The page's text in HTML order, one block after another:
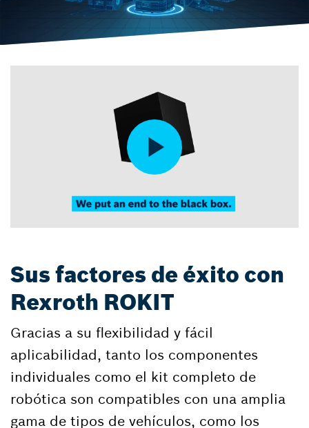
Sus factores de éxito con
Rexroth ROKIT
Gracias a su flexibilidad y fácil
aplicabilidad, tanto los componentes
individuales como el kit completo de
robótica son compatibles con una amplia
gama de tipos de vehículos, como los